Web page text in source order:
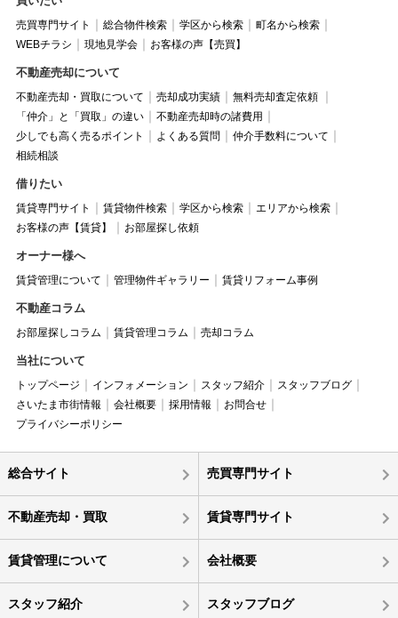
売買専門サイト 総合物件検索 学区から検索
町名から検索
WEBチラシ
現地見学会 お客様の声【売買】
不動産売却について
不動産売却・買取について 売却成功実績
無料売却査定依頼
「仲介」と「買取」の違い
不動産売却時の諸費用
少しでも高く売るポイント
よくある質問
仲介手数料について
相続相談
借りたい
賃貸専門サイト 賃貸物件検索 学区から検索
エリアから検索
お客様の声【賃貸】
お部屋探し依頼
オーナー様へ
賃貸管理について 管理物件ギャラリー 賃貸リフォーム事例
不動産コラム
お部屋探しコラム 賃貸管理コラム 売却コラム
当社について
トップページ インフォメーション スタッフ紹介
スタッフブログ
さいたま市街情報
会社概要 採用情報
お問合せ
プライバシーポリシー
総合サイト 売買専門サイト
不動産売却・買取 賃貸専門サイト
賃貸管理について 会社概要
スタッフ紹介 スタッフブログ